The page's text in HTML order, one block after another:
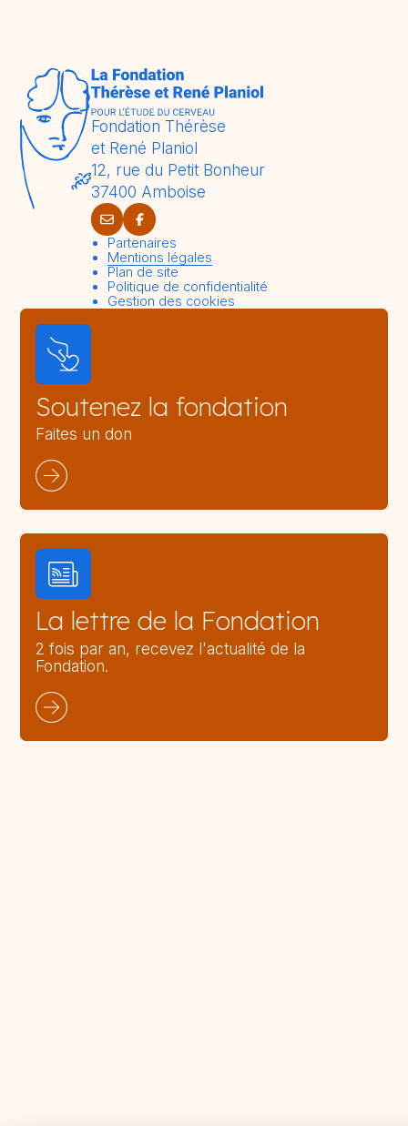
Fondation Thérèse
et René Planiol
12, rue du Petit Bonheur
37400 Amboise
Partenaires
Mentions légales
Plan de site
Politique de confidentialité
Gestion des cookies
Soutenez la fondation
Faites un don
La lettre de la Fondation
2 fois par an, recevez l'actualité de la
Fondation.